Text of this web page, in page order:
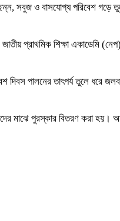
ও বাসযোগ্য পরিবেশ গড়ে
প্রাথমিক শিক্ষা একাডেমি
পালনের তাৎপর্য তুলে ধরে
পুরস্কার বিতরণ করা হয়।